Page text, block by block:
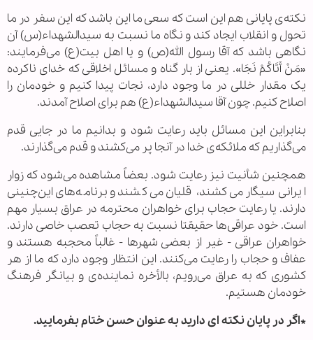
نکته‌ی پایانی هم این است که سعی ما این باشد که این سفر در ما
تحول و انقلاب ایجاد کند و نگاه ما نسبت به سیدالشهداء(س) آن
نگاهی باشد که آقا رسول الله(ص) و یا اهل بیت(ع) می‌فرمایند:
«مَنْ أَتَاكُمْ نَجَا». یعنی از بار گناه و مسائل اخلاقی که خدای ناکرده
یک مقدار خللی در ما وجود دارد، نجات پیدا کنیم و خودمان را
اصلاح کنیم. چون آقا سیدالشهداء(ع) هم برای اصلاح آمدند.
بنابراین این مسائل باید رعایت شود و بدانیم ما در جایی قدم
می‌گذاریم که ملائکه‌ی خدا در آنجا پر می‌کشند و قدم می‌گذارند.
همچنین شأنیت نیز رعایت شود. بعضاً مشاهده می‌شود که زوار
ایرانی سیگار می‌کشند، قلیان می‌کشند و برنامه‌های این‌چنینی
دارند. یا رعایت حجاب برای خواهران محترمه در عراق بسیار مهم
است. خود عراقی‌ها حقیقتا نسبت به حجاب تعصب خاصی دارند.
خواهران عراقی - غیر از بعضی شهرها - غالباً محجبه هستند و
عفاف و حجاب را رعایت می‌کنند. این انتظار وجود دارد که ما از هر
کشوری که به عراق می‌رویم، بالأخره نماینده‌ی و بیانگر فرهنگ
خودمان هستیم.
*اگر در پایان نکته ای دارید به عنوان حسن ختام بفرمایید.